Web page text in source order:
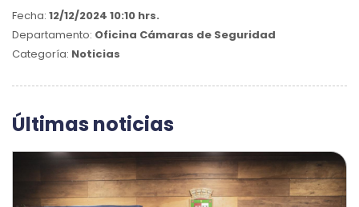
Fecha: 12/12/2024 10:10 hrs.
Departamento: Oficina Cámaras de Seguridad
Categoría: Noticias
Últimas noticias